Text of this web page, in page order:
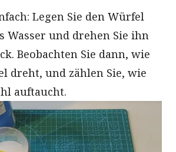
Legen Sie den Würfel
Wasser und drehen Sie ihn
Beobachten Sie dann, wie
dreht, und zählen Sie, wie
auftaucht.